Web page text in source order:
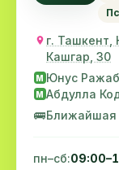
г. Ташкент,
Кашгар, 30
M Юнус
M Абдулла
🚌Ближайшая
пн–сб: